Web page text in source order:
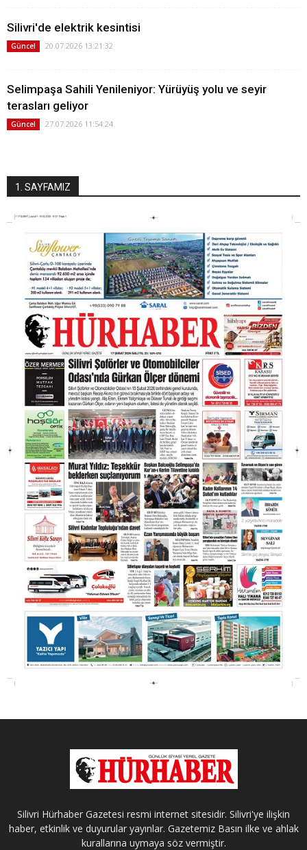
Silivri'de elektrik kesintisi
Güncel 20.07.2026 13:21:32
Selimpaşa Sahili Yenileniyor: Yürüyüş yolu ve seyir
terasları geliyor
Güncel 27.07.2026 11:54:24
1. SAYFAMIZ
Silivri Hürhaber Gazetesi resmi internet sitesidir. Silivri'ye ilişkin
haber, etkinlik ve duyurular yayınlar. Gazetemiz Basın ilke ve ahlak
kurallarına uymaya söz vermiştir.